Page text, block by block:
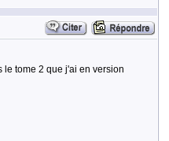
le tome 2 que j'ai en version